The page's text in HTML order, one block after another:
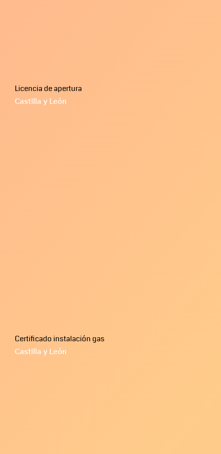
Licencia de apertura
Castilla y León
Certificado instalación gas
Castilla y León